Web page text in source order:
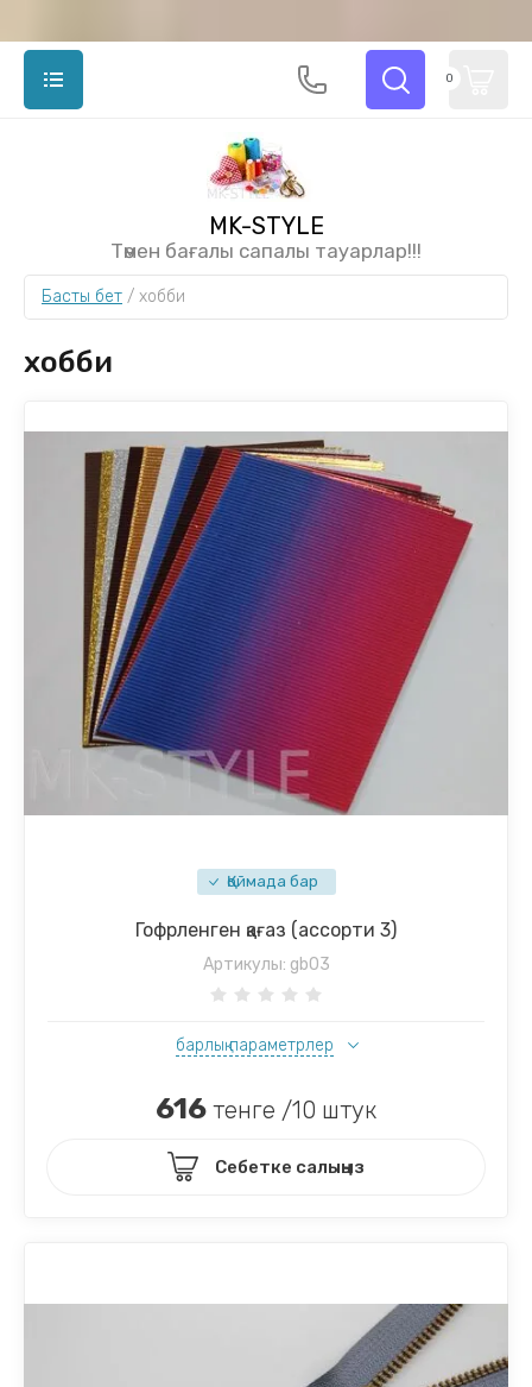
MK-STYLE
Төмен бағалы сапалы тауарлар!!!
0
Басты бет / хобби
хобби
Қоймада бар
Гофрленген қағаз (ассорти 3)
Артикулы: gb03
барлық параметрлер
616 тенге /10 штук
Себетке салыңыз